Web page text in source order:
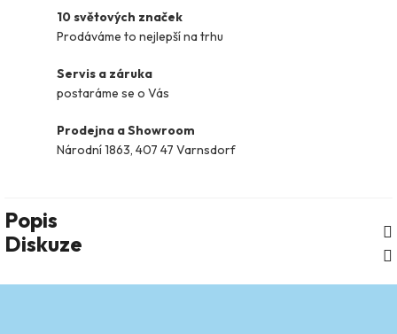
10 světových značek
Prodáváme to nejlepší na trhu
Servis a záruka
postaráme se o Vás
Prodejna a Showroom
Národní 1863, 407 47 Varnsdorf
Popis
Diskuze